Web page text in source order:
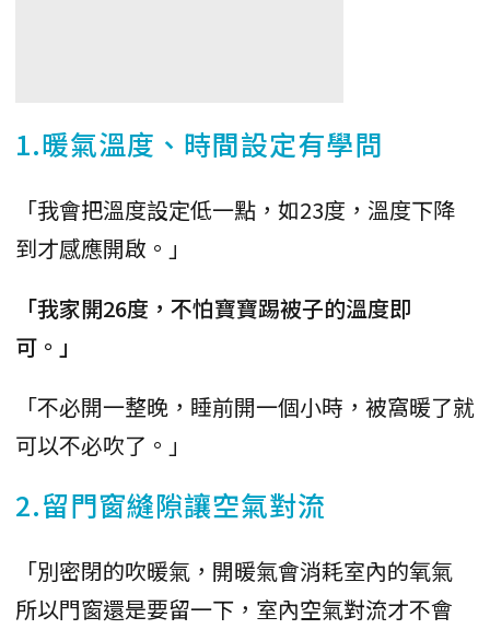
1.暖氣溫度、時間設定有學問
「我會把溫度設定低一點，如23度，溫度下降
到才感應開啟。」
「我家開26度，不怕寶寶踢被子的溫度即
可。」
「不必開一整晚，睡前開一個小時，被窩暖了就
可以不必吹了。」
2.留門窗縫隙讓空氣對流
「別密閉的吹暖氣，開暖氣會消耗室內的氧氣
所以門窗還是要留一下，室內空氣對流才不會